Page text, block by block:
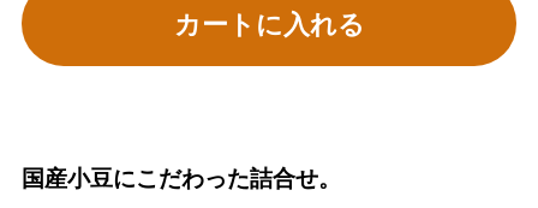
カートに入れる
国産小豆にこだわった詰合せ。